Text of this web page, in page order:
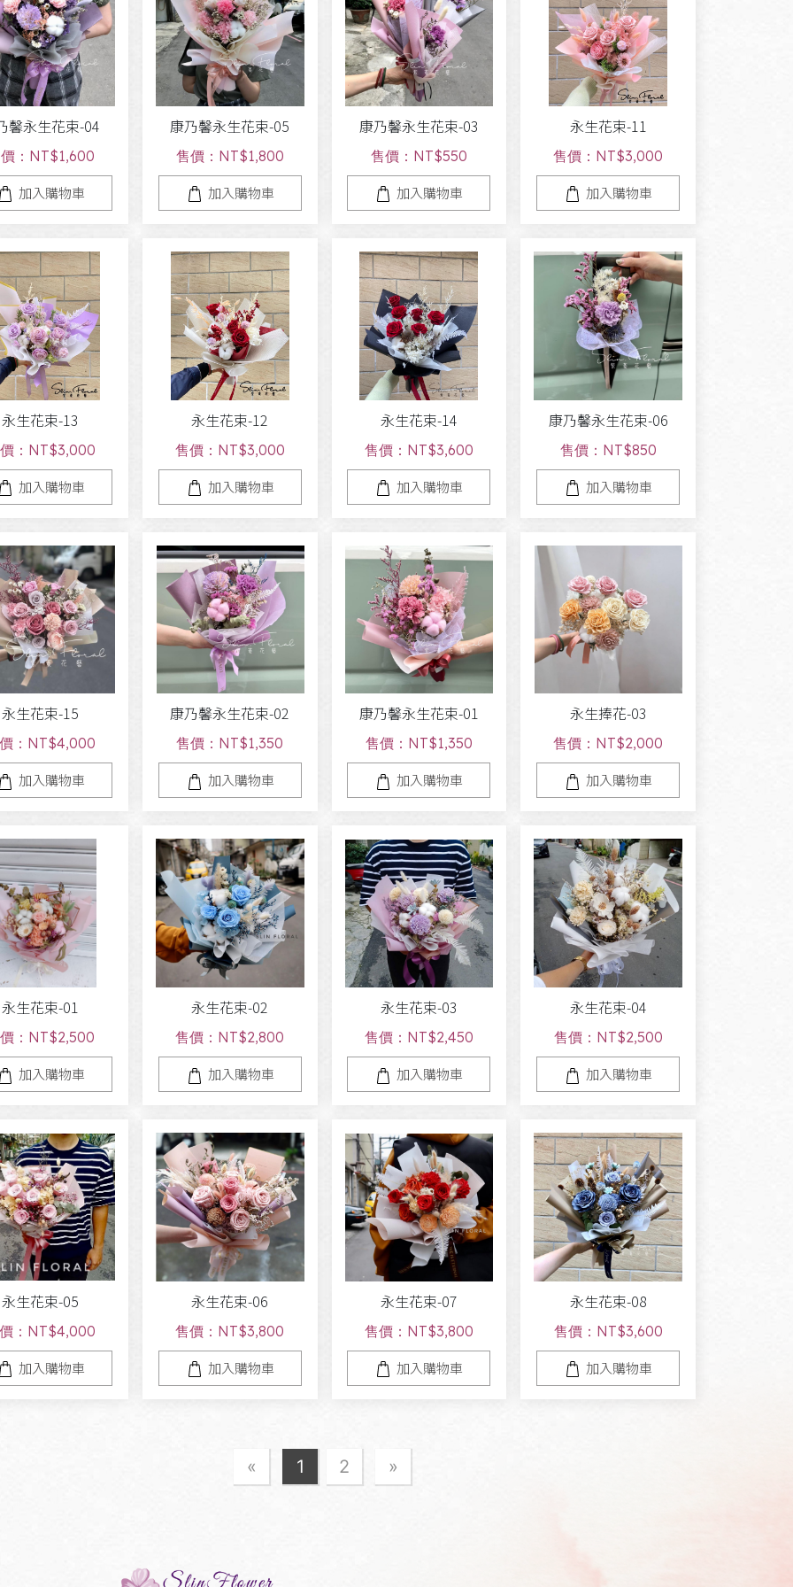
馨永生花束-04
：NT$1,600
加入購物車
康乃馨永生花束-05
售價：NT$1,800
加入購物車
康乃馨永生花束-03
售價：NT$550
加入購物車
永生花束-11
售價：NT$3,000
加入購物車
永生花束-13
：NT$3,000
加入購物車
永生花束-12
售價：NT$3,000
加入購物車
永生花束-14
售價：NT$3,600
加入購物車
康乃馨永生花束-06
售價：NT$850
加入購物車
永生花束-15
：NT$4,000
加入購物車
康乃馨永生花束-02
售價：NT$1,350
加入購物車
康乃馨永生花束-01
售價：NT$1,350
加入購物車
永生捧花-03
售價：NT$2,000
加入購物車
永生花束-01
：NT$2,500
加入購物車
永生花束-02
售價：NT$2,800
加入購物車
永生花束-03
售價：NT$2,450
加入購物車
永生花束-04
售價：NT$2,500
加入購物車
永生花束-05
：NT$4,000
加入購物車
永生花束-06
售價：NT$3,800
加入購物車
永生花束-07
售價：NT$3,800
加入購物車
永生花束-08
售價：NT$3,600
加入購物車
« 1 2 »